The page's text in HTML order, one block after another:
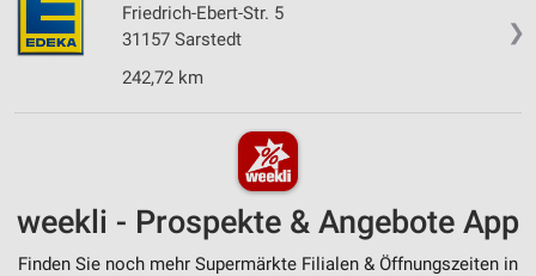
❯
Friedrich-Ebert-Str. 5
31157 Sarstedt
242,72 km
weekli - Prospekte & Angebote App
Finden Sie noch mehr Supermärkte Filialen & Öffnungszeiten in